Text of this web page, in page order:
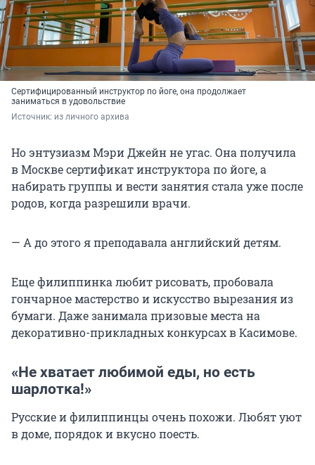
Сертифицированный инструктор по йоге, она продолжает
заниматься в удовольствие
Источник: из личного архива
Но энтузиазм Мэри Джейн не угас. Она получила
в Москве сертификат инструктора по йоге, а
набирать группы и вести занятия стала уже после
родов, когда разрешили врачи.
— А до этого я преподавала английский детям.
Еще филиппинка любит рисовать, пробовала
гончарное мастерство и искусство вырезания из
бумаги. Даже занимала призовые места на
декоративно-прикладных конкурсах в Касимове.
«Не хватает любимой еды, но есть
шарлотка!»
Русские и филиппинцы очень похожи. Любят уют
в доме, порядок и вкусно поесть.